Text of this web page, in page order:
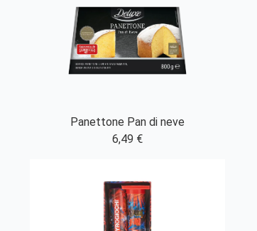
Panettone Pan di neve
6,49 €